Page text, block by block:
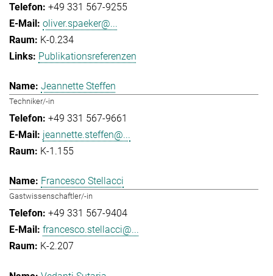
+49 331 567-9255
oliver.spaeker@...
K-0.234
Publikationsreferenzen
Jeannette Steffen
Techniker/-in
+49 331 567-9661
jeannette.steffen@...
K-1.155
Francesco Stellacci
Gastwissenschaftler/-in
+49 331 567-9404
francesco.stellacci@...
K-2.207